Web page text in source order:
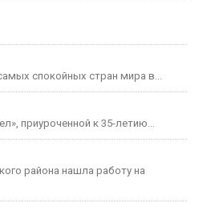
спокойных стран мира в...
приуроченной к 35-летию...
района нашла работу на